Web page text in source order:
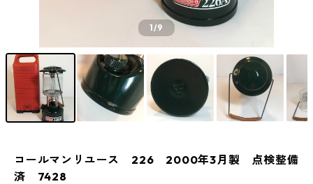
1/9
コールマンリユース 226 2000年3月製 点検整備
済 7428